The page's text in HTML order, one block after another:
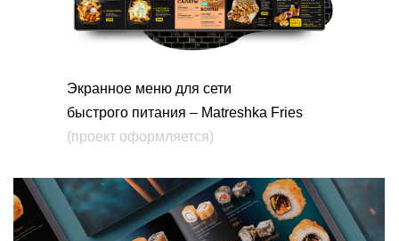
Экранное меню для сети
быстрого питания – Matreshka Fries
(проект оформляется)